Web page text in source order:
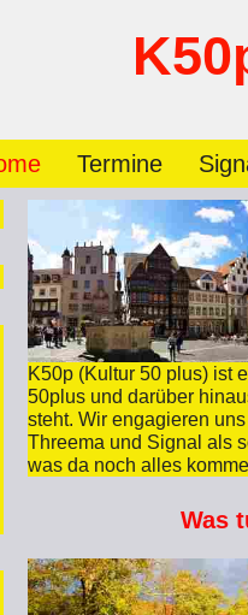
Termine
K50p (Kultur 50 plus) ist
50plus und darüber
steht. Wir engagieren
Threema und Signal als
was da noch alles
Was